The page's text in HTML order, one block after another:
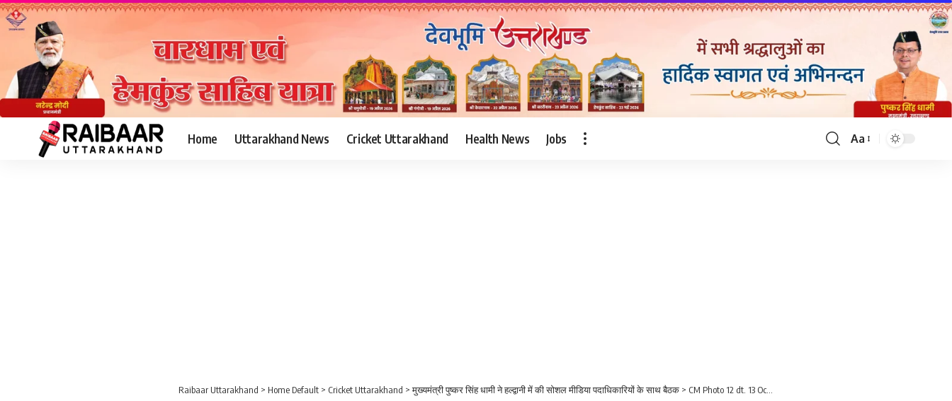
Home Uttarakhand News Cricket Uttarakhand Health News Jobs
Font
Aa
Raibaar Uttarakhand > Home Default > Cricket Uttarakhand >मुख्यमंत्री पुष्कर सिंह धामी ने हल्द्वानी में की सोशल मीडिया पदाधिकारियों के साथ बैठक > CM Photo 12 dt. 13 October, 2025